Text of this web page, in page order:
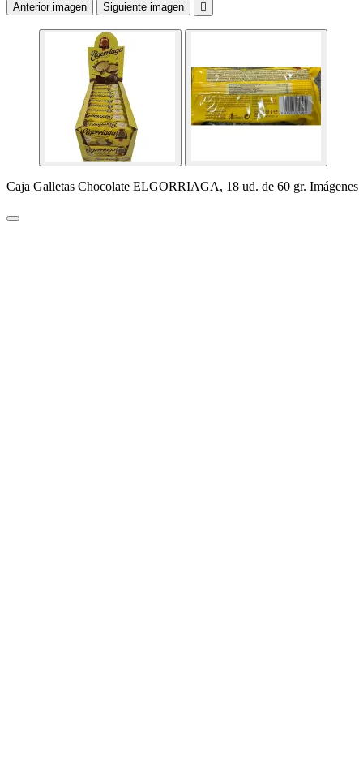
Anterior imagen Siguiente imagen 
Caja Galletas Chocolate ELGORRIAGA, 18 ud. de 60 gr. Imágenes